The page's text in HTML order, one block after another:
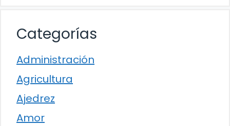
Categorías
Administración
Agricultura
Ajedrez
Amor